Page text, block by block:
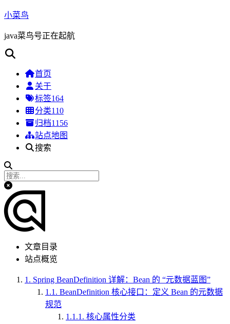
小菜鸟
java菜鸟号正在起航
首页
关于
标签164
分类110
归档1156
站点地图
搜索
文章目录
站点概览
1. Spring BeanDefinition 详解：Bean 的 “元数据蓝图”
1.1. BeanDefinition 核心接口：定义 Bean 的元数据
规范
1.1.1. 核心属性分类